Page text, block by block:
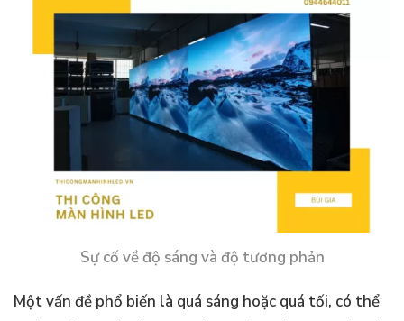
Sự cố về độ sáng và độ tương phản
Một vấn đề phổ biến là quá sáng hoặc quá tối, có thể